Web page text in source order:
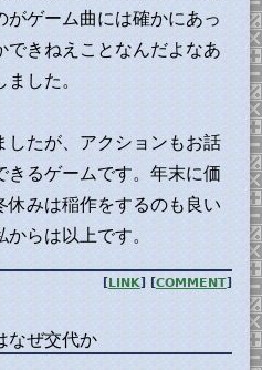
がゲーム曲には確かにあっ
できねえことなんだよなあ
した。
たが、アクションもお話
きるゲームです。年末に価
休みは稲作をするのも良い
らは以上です。
LINK] [ COMMENT]
なぜ交代か